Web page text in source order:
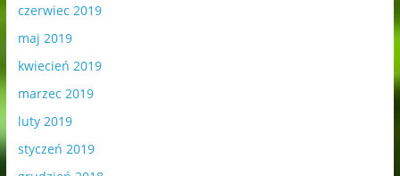
czerwiec 2019
maj 2019
kwiecień 2019
marzec 2019
luty 2019
styczeń 2019